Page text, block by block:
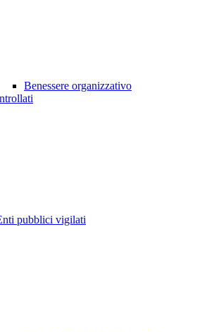
Benessere organizzativo
pubblici vigilati